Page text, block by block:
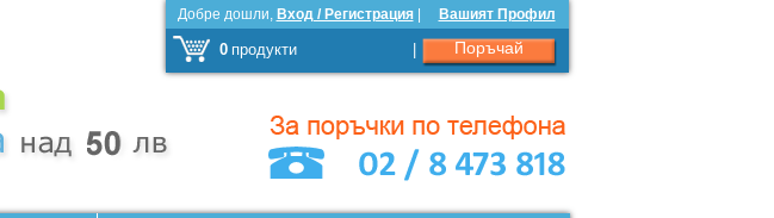
Добре дошли, Вход / Регистрация| Вашият Профил
0 продукти Поръчай